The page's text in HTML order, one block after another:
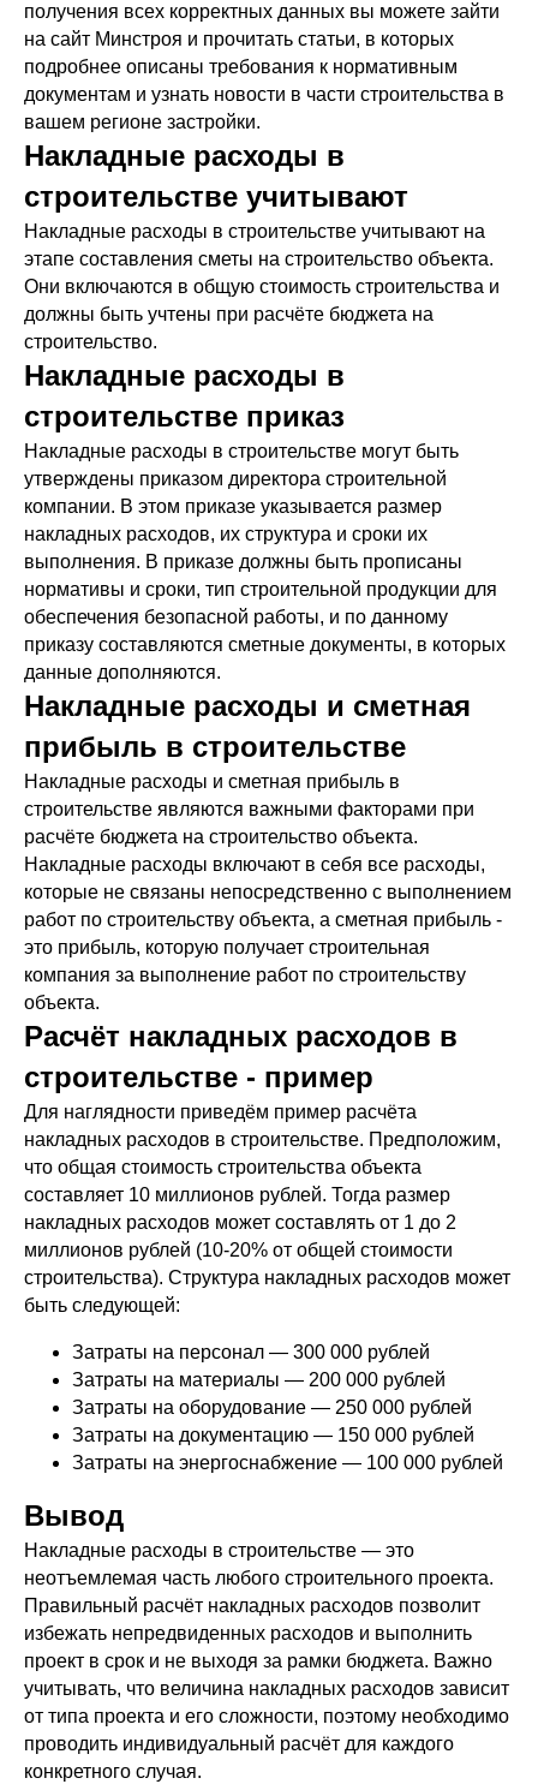
получения всех корректных данных вы можете зайти
на сайт Минстроя и прочитать статьи, в которых
подробнее описаны требования к нормативным
документам и узнать новости в части строительства в
вашем регионе застройки.
Накладные расходы в
строительстве учитывают
Накладные расходы в строительстве учитывают на
этапе составления сметы на строительство объекта.
Они включаются в общую стоимость строительства и
должны быть учтены при расчёте бюджета на
строительство.
Накладные расходы в
строительстве приказ
Накладные расходы в строительстве могут быть
утверждены приказом директора строительной
компании. В этом приказе указывается размер
накладных расходов, их структура и сроки их
выполнения. В приказе должны быть прописаны
нормативы и сроки, тип строительной продукции для
обеспечения безопасной работы, и по данному
приказу составляются сметные документы, в которых
данные дополняются.
Накладные расходы и сметная
прибыль в строительстве
Накладные расходы и сметная прибыль в
строительстве являются важными факторами при
расчёте бюджета на строительство объекта.
Накладные расходы включают в себя все расходы,
которые не связаны непосредственно с выполнением
работ по строительству объекта, а сметная прибыль -
это прибыль, которую получает строительная
компания за выполнение работ по строительству
объекта.
Расчёт накладных расходов в
строительстве - пример
Для наглядности приведём пример расчёта
накладных расходов в строительстве. Предположим,
что общая стоимость строительства объекта
составляет 10 миллионов рублей. Тогда размер
накладных расходов может составлять от 1 до 2
миллионов рублей (10-20% от общей стоимости
строительства). Структура накладных расходов может
быть следующей:
Затраты на персонал — 300 000 рублей
Затраты на материалы — 200 000 рублей
Затраты на оборудование — 250 000 рублей
Затраты на документацию — 150 000 рублей
Затраты на энергоснабжение — 100 000 рублей
Вывод
Накладные расходы в строительстве — это
неотъемлемая часть любого строительного проекта.
Правильный расчёт накладных расходов позволит
избежать непредвиденных расходов и выполнить
проект в срок и не выходя за рамки бюджета. Важно
учитывать, что величина накладных расходов зависит
от типа проекта и его сложности, поэтому необходимо
проводить индивидуальный расчёт для каждого
конкретного случая.